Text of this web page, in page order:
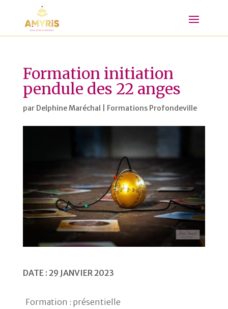
Formation initiation
pendule des 22 anges
par Delphine Maréchal Formations Profondeville
DATE : 29 JANVIER 2023
Formation : présentielle